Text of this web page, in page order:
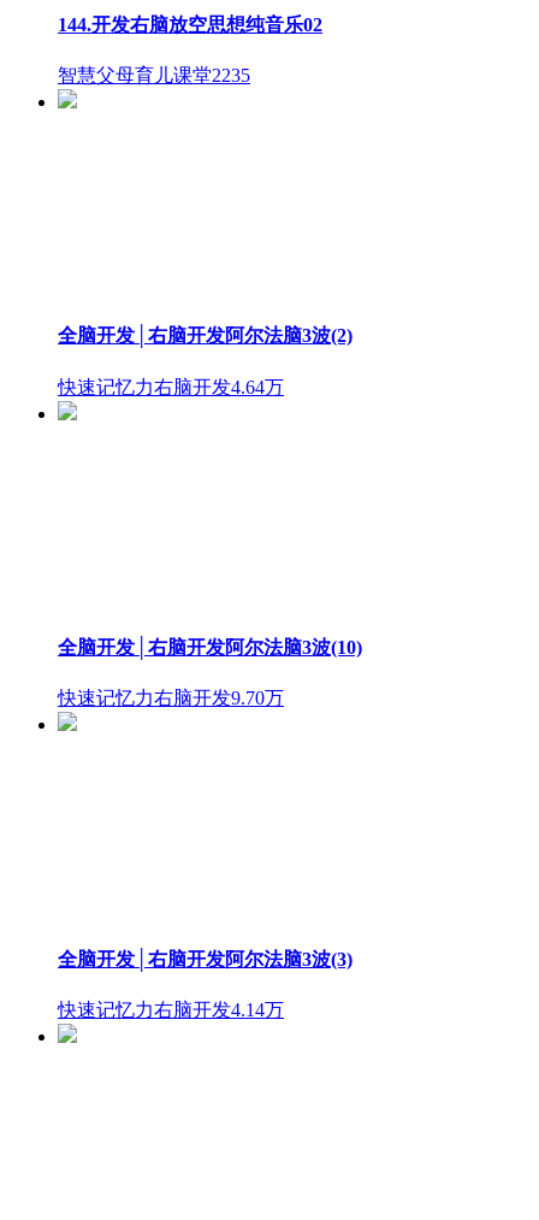
144.开发右脑放空思想纯音乐02
智慧父母育儿课堂2235
全脑开发│右脑开发阿尔法脑3波(2)
快速记忆力右脑开发4.64万
全脑开发│右脑开发阿尔法脑3波(10)
快速记忆力右脑开发9.70万
全脑开发│右脑开发阿尔法脑3波(3)
快速记忆力右脑开发4.14万